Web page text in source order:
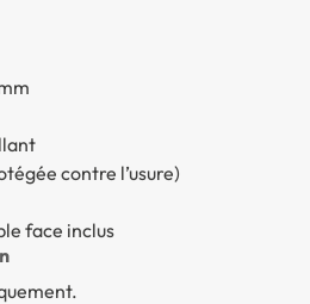
contre l’usure)
face inclus